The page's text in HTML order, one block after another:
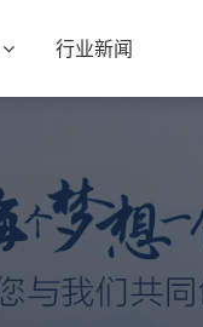
行业新闻